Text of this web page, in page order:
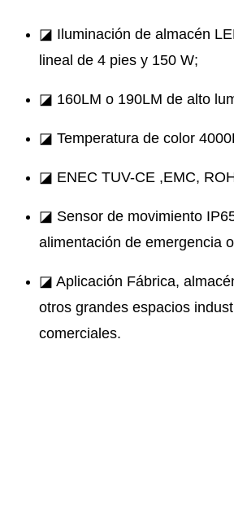
◪ Iluminación de almacén
lineal de 4 pies y 150 W;
◪ 160LM o 190LM de alto
◪ Temperatura de color
◪ ENEC TUV-CE ,EMC,
◪ Sensor de movimiento
alimentación de emergencia
◪ Aplicación Fábrica,
otros grandes espacios
comerciales.